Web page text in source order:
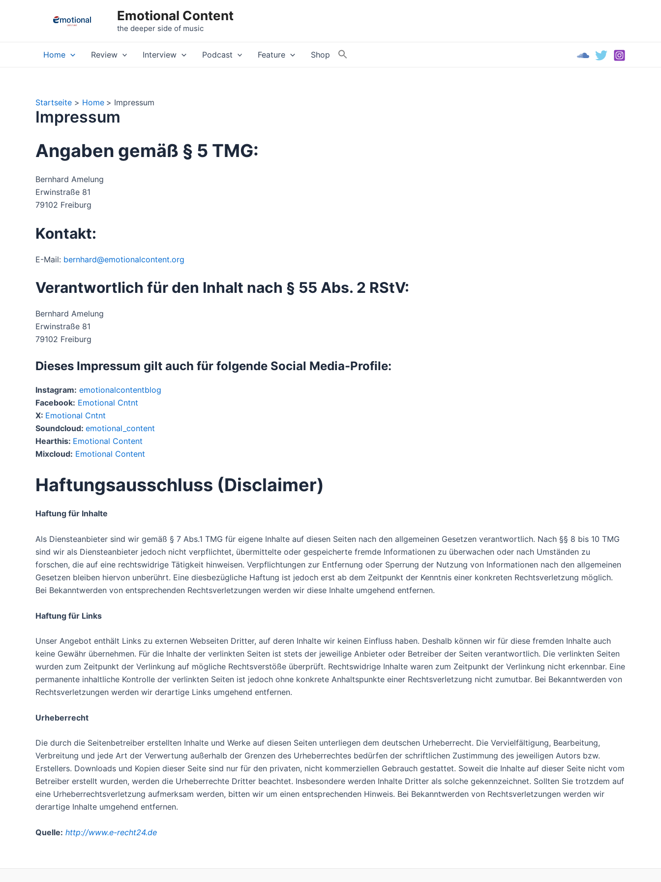
Emotional Content
the deeper side of music
Home Review Interview Podcast Feature Shop
Startseite Home Impressum
Impressum
Angaben gemäß § 5 TMG:
Bernhard Amelung
Erwinstraße 81
79102 Freiburg
Kontakt:
E-Mail: bernhard@emotionalcontent.org
Verantwortlich für den Inhalt nach § 55 Abs. 2 RStV:
Bernhard Amelung
Erwinstraße 81
79102 Freiburg
Dieses Impressum gilt auch für folgende Social Media-Profile:
Instagram: emotionalcontentblog
Facebook: Emotional Cntnt
X: Emotional Cntnt
Soundcloud: emotional_content
Hearthis: Emotional Content
Mixcloud: Emotional Content
Haftungsausschluss (Disclaimer)
Haftung für Inhalte
Als Diensteanbieter sind wir gemäß § 7 Abs.1 TMG für eigene Inhalte auf diesen Seiten nach den allgemeinen Gesetzen verantwortlich. Nach §§ 8 bis 10 TMG
sind wir als Diensteanbieter jedoch nicht verpflichtet, übermittelte oder gespeicherte fremde Informationen zu überwachen oder nach Umständen zu
forschen, die auf eine rechtswidrige Tätigkeit hinweisen. Verpflichtungen zur Entfernung oder Sperrung der Nutzung von Informationen nach den allgemeinen
Gesetzen bleiben hiervon unberührt. Eine diesbezügliche Haftung ist jedoch erst ab dem Zeitpunkt der Kenntnis einer konkreten Rechtsverletzung möglich.
Bei Bekanntwerden von entsprechenden Rechtsverletzungen werden wir diese Inhalte umgehend entfernen.
Haftung für Links
Unser Angebot enthält Links zu externen Webseiten Dritter, auf deren Inhalte wir keinen Einfluss haben. Deshalb können wir für diese fremden Inhalte auch
keine Gewähr übernehmen. Für die Inhalte der verlinkten Seiten ist stets der jeweilige Anbieter oder Betreiber der Seiten verantwortlich. Die verlinkten Seiten
wurden zum Zeitpunkt der Verlinkung auf mögliche Rechtsverstöße überprüft. Rechtswidrige Inhalte waren zum Zeitpunkt der Verlinkung nicht erkennbar. Eine
permanente inhaltliche Kontrolle der verlinkten Seiten ist jedoch ohne konkrete Anhaltspunkte einer Rechtsverletzung nicht zumutbar. Bei Bekanntwerden von
Rechtsverletzungen werden wir derartige Links umgehend entfernen.
Urheberrecht
Die durch die Seitenbetreiber erstellten Inhalte und Werke auf diesen Seiten unterliegen dem deutschen Urheberrecht. Die Vervielfältigung, Bearbeitung,
Verbreitung und jede Art der Verwertung außerhalb der Grenzen des Urheberrechtes bedürfen der schriftlichen Zustimmung des jeweiligen Autors bzw.
Erstellers. Downloads und Kopien dieser Seite sind nur für den privaten, nicht kommerziellen Gebrauch gestattet. Soweit die Inhalte auf dieser Seite nicht vom
Betreiber erstellt wurden, werden die Urheberrechte Dritter beachtet. Insbesondere werden Inhalte Dritter als solche gekennzeichnet. Sollten Sie trotzdem auf
eine Urheberrechtsverletzung aufmerksam werden, bitten wir um einen entsprechenden Hinweis. Bei Bekanntwerden von Rechtsverletzungen werden wir
derartige Inhalte umgehend entfernen.
Quelle: http://www.e-recht24.de